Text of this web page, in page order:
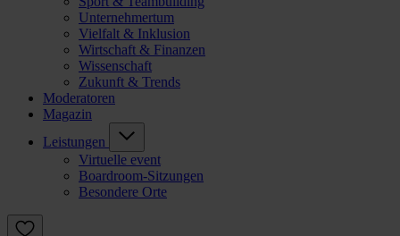
Unternehmertum
Vielfalt & Inklusion
Wirtschaft & Finanzen
Wissenschaft
Zukunft & Trends
Moderatoren
Magazin
Leistungen
Virtuelle event
Boardroom-Sitzungen
Besondere Orte